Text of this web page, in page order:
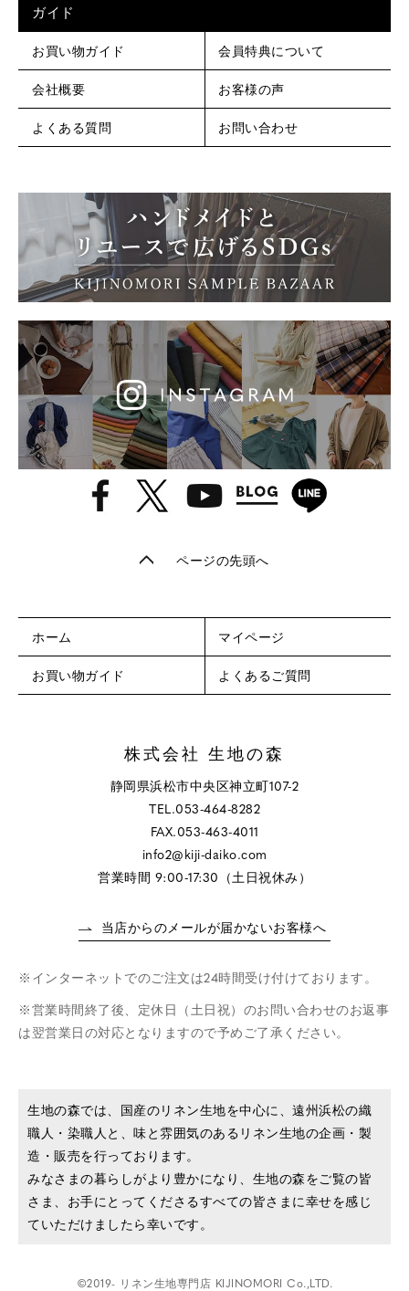
ガイド
お買い物ガイド 会員特典について
会社概要 お客様の声
よくある質問 お問い合わせ
ページの先頭へ
ホーム マイページ
お買い物ガイド よくあるご質問
株式会社 生地の森
静岡県浜松市中央区神立町107-2
TEL.053-464-8282
FAX.053-463-4011
info2@kiji-daiko.com
営業時間 9:00-17:30（土日祝休み）
当店からのメールが届かないお客様へ
インターネットでのご注文は24時間受け付けております。
営業時間終了後、定休日（土日祝）のお問い合わせのお返事
は翌営業日の対応となりますので予めご了承ください。
生地の森では、国産のリネン生地を中心に、遠州浜松の織
職人・染職人と、味と雰囲気のあるリネン生地の企画・製
造・販売を行っております。
みなさまの暮らしがより豊かになり、生地の森をご覧の皆
さま、お手にとってくださるすべての皆さまに幸せを感じ
ていただけましたら幸いです。
©2019- リネン生地専門店 KIJINOMORI Co.,LTD.